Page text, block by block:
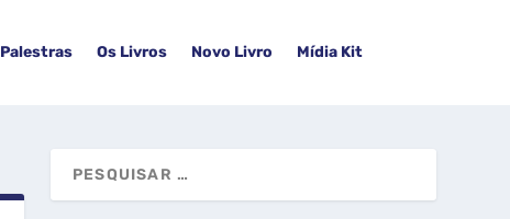
Palestras Os Livros Novo Livro Mídia Kit